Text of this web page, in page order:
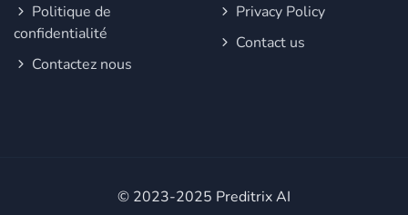
Politique de
confidentialité
Contactez nous
Privacy Policy
Contact us
© 2023-2025 Preditrix AI